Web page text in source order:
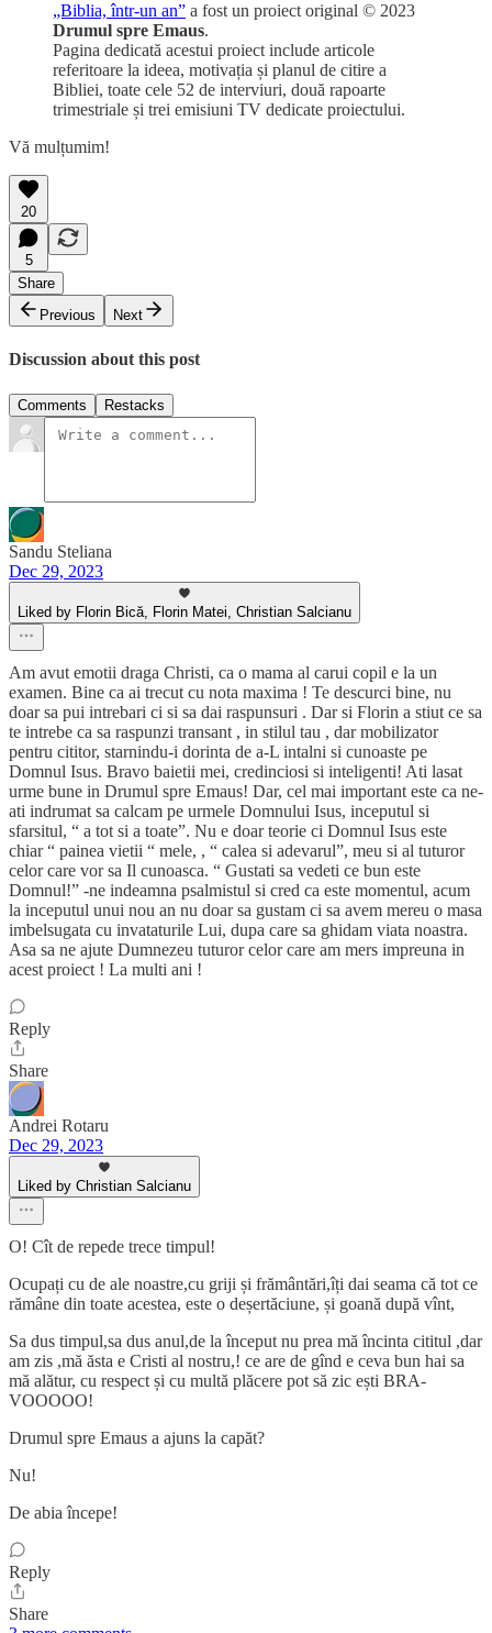
„Biblia, într-un an” a fost un proiect original © 2023
Drumul spre Emaus.
Pagina dedicată acestui proiect include articole
referitoare la ideea, motivația și planul de citire a
Bibliei, toate cele 52 de interviuri, două rapoarte
trimestriale și trei emisiuni TV dedicate proiectului.
Vă mulțumim!
20
5
Share
Previous
Next
Discussion about this post
Comments Restacks
Sandu Steliana
Dec 29, 2023
Liked by Florin Bică, Florin Matei, Christian Salcianu
Am avut emotii draga Christi, ca o mama al carui copil e la un
examen. Bine ca ai trecut cu nota maxima ! Te descurci bine, nu
doar sa pui intrebari ci si sa dai raspunsuri . Dar si Florin a stiut ce sa
te intrebe ca sa raspunzi transant , in stilul tau , dar mobilizator
pentru cititor, starnindu-i dorinta de a-L intalni si cunoaste pe
Domnul Isus. Bravo baietii mei, credinciosi si inteligenti! Ati lasat
urme bune in Drumul spre Emaus! Dar, cel mai important este ca ne-
ati indrumat sa calcam pe urmele Domnului Isus, inceputul si
sfarsitul, “ a tot si a toate”. Nu e doar teorie ci Domnul Isus este
chiar “ painea vietii “ mele, , “ calea si adevarul”, meu si al tuturor
celor care vor sa Il cunoasca. “ Gustati sa vedeti ce bun este
Domnul!” -ne indeamna psalmistul si cred ca este momentul, acum
la inceputul unui nou an nu doar sa gustam ci sa avem mereu o masa
imbelsugata cu invataturile Lui, dupa care sa ghidam viata noastra.
Asa sa ne ajute Dumnezeu tuturor celor care am mers impreuna in
acest proiect ! La multi ani !
Reply
Share
Andrei Rotaru
Dec 29, 2023
Liked by Christian Salcianu
O! Cît de repede trece timpul!
Ocupați cu de ale noastre,cu griji și frământări,îți dai seama că tot ce
rămâne din toate acestea, este o deșertăciune, și goană după vînt,
Sa dus timpul,sa dus anul,de la început nu prea mă încinta cititul ,dar
am zis ,mă ăsta e Cristi al nostru,! ce are de gînd e ceva bun hai sa
mă alătur, cu respect și cu multă plăcere pot să zic ești BRA-
VOOOOO!
Drumul spre Emaus a ajuns la capăt?
Nu!
De abia începe!
Reply
Share